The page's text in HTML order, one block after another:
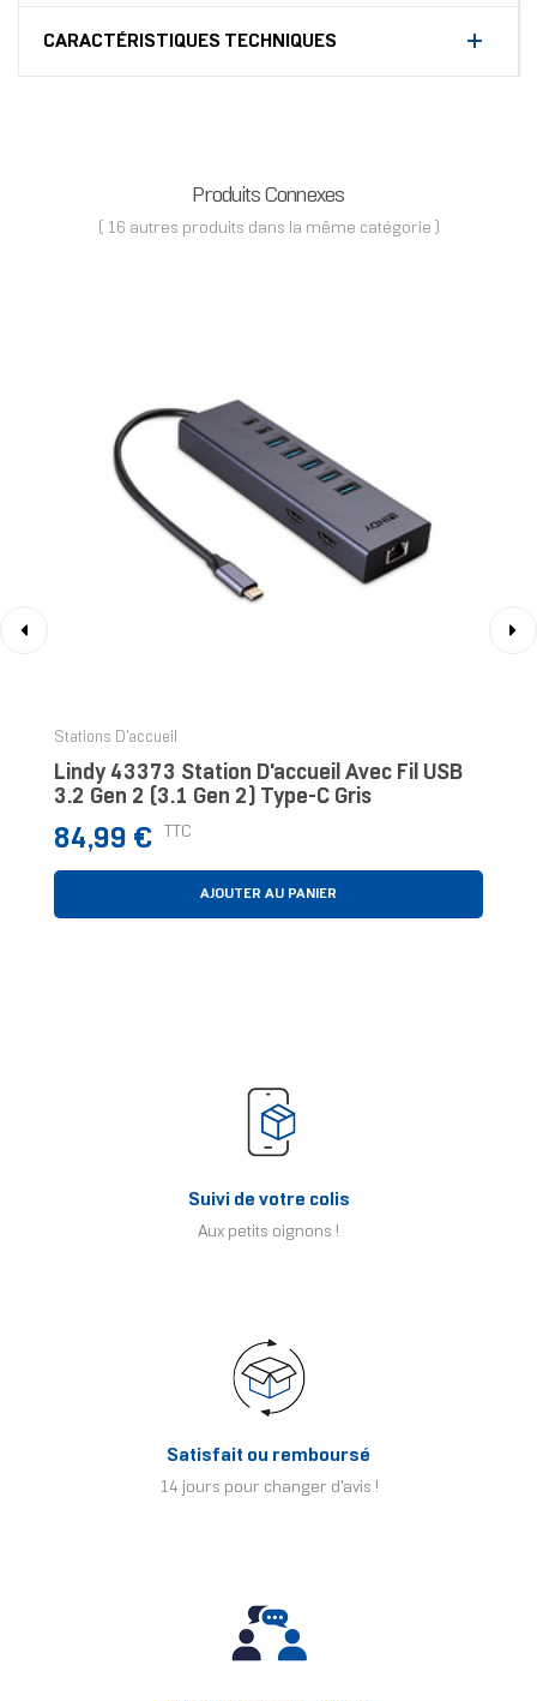
CARACTÉRISTIQUES TECHNIQUES
Produits Connexes
( 16 autres produits dans la même catégorie )
Stations D'accueil
Lindy 43373 Station D'accueil Avec Fil USB
3.2 Gen 2 (3.1 Gen 2) Type-C Gris
Prix
84,99 € TTC
AJOUTER AU PANIER
Suivi de votre colis
Aux petits oignons !
Satisfait ou remboursé
14 jours pour changer d'avis !